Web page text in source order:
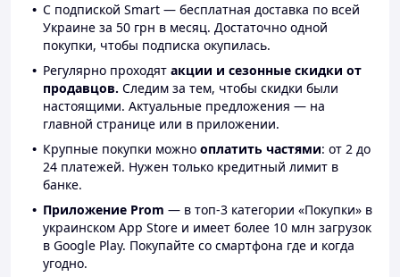
С подпиской Smart — бесплатная доставка по всей
Украине за 50 грн в месяц. Достаточно одной
покупки, чтобы подписка окупилась.
Регулярно проходят акции и сезонные скидки от
продавцов. Следим за тем, чтобы скидки были
настоящими. Актуальные предложения — на
главной странице или в приложении.
Крупные покупки можно оплатить частями: от 2 до
24 платежей. Нужен только кредитный лимит в
банке.
Приложение Prom — в топ-3 категории «Покупки» в
украинском App Store и имеет более 10 млн загрузок
в Google Play. Покупайте со смартфона где и когда
угодно.